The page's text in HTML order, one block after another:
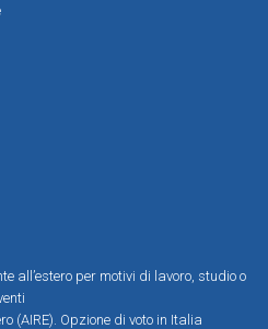
all’estero per motivi di lavoro, studio o
(AIRE). Opzione di voto in Italia